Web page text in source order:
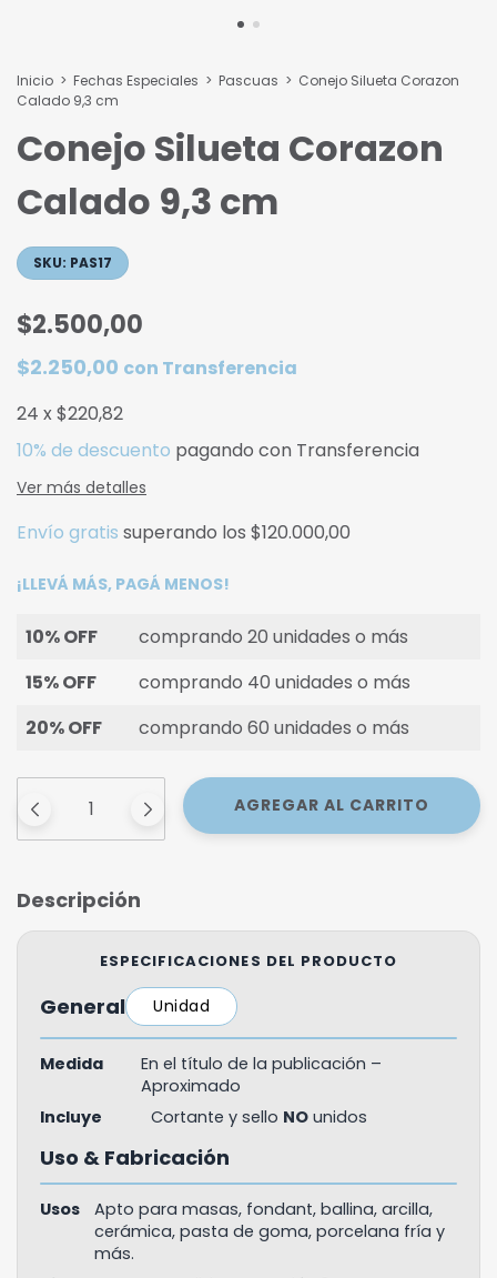
Inicio > Fechas Especiales > Pascuas > Conejo Silueta Corazon
Calado 9,3 cm
Conejo Silueta Corazon
Calado 9,3 cm
SKU: PAS17
$2.500,00
$2.250,00 con Transferencia
24 x$220,82
10% de descuento pagando con Transferencia
Ver más detalles
Envío gratis superando los $120.000,00
¡LLEVÁ MÁS, PAGÁ MENOS!
10% OFF
comprando 20 unidades o más
15% OFF
comprando 40 unidades o más
20% OFF
comprando 60 unidades o más
Descripción
ESPECIFICACIONES DEL PRODUCTO
General Unidad
Medida
En el título de la publicación –
Aproximado
Incluye
Cortante y sello NO unidos
Uso & Fabricación
Usos
Apto para masas, fondant, ballina, arcilla,
cerámica, pasta de goma, porcelana fría y
más.